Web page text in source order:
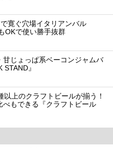
寛ぐ穴場イタリアンバル
OKで使い勝手抜群
じょっぱ系ベーコンジャムバ
』
上のクラフトビールが揃う！
べもできる『クラフトビール